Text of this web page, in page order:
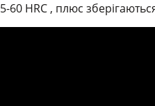
60 HRC , плюс